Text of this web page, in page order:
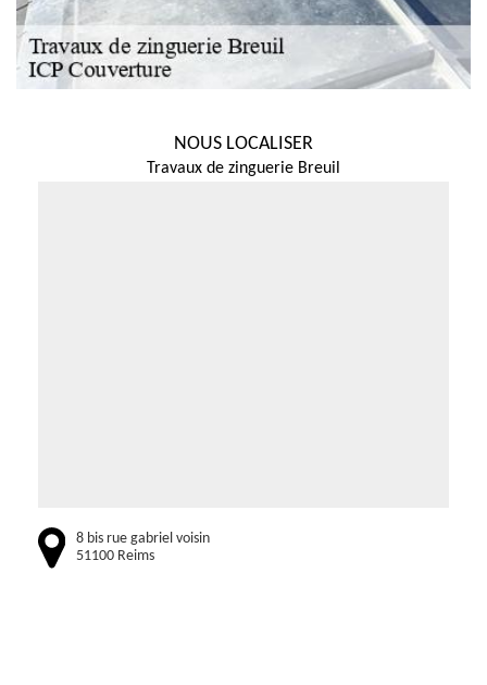
NOUS LOCALISER
Travaux de zinguerie Breuil
8 bis rue gabriel voisin
51100 Reims